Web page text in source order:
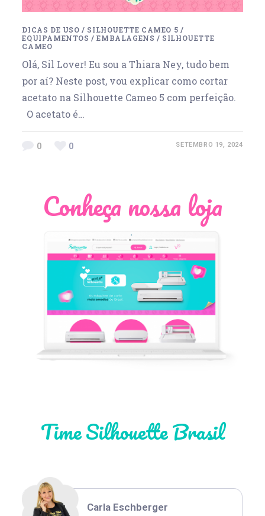
DICAS DE USO / SILHOUETTE CAMEO 5 /
EQUIPAMENTOS /EMBALAGENS / SILHOUETTE
CAMEO
Olá, Sil Lover! Eu sou a Thiara Ney, tudo bem
por aí? Neste post, vou explicar como cortar
acetato na Silhouette Cameo 5 com perfeição.
O acetato é…
0 0 SETEMBRO 19, 2024
Conheça nossa loja
Time Silhouette Brasil
Léia Pastori
Thiara Ney
Carla Eschberger